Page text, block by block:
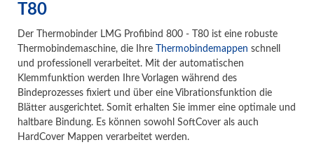
T80
Der Thermobinder LMG Profibind 800 - T80 ist eine robuste
Thermobindemaschine, die Ihre
Thermobindemappen schnell
und professionell verarbeitet. Mit der automatischen
Klemmfunktion werden Ihre Vorlagen während des
Bindeprozesses fixiert und über eine Vibrationsfunktion die
Blätter ausgerichtet. Somit erhalten Sie immer eine optimale und
haltbare Bindung. Es können sowohl SoftCover als auch
HardCover Mappen verarbeitet werden.